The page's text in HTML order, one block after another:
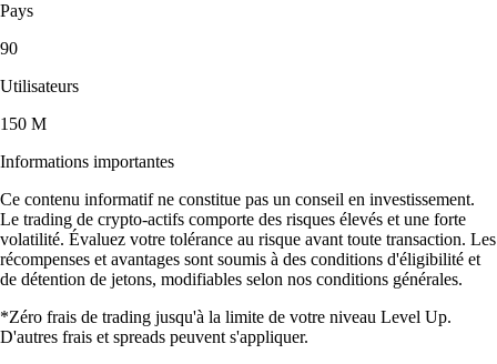
Pays
90
Utilisateurs
150 M
Informations importantes
Ce contenu informatif ne constitue pas un conseil en investissement.
Le trading de crypto-actifs comporte des risques élevés et une forte
volatilité. Évaluez votre tolérance au risque avant toute transaction. Les
récompenses et avantages sont soumis à des conditions d'éligibilité et
de détention de jetons, modifiables selon nos conditions générales.
*Zéro frais de trading jusqu'à la limite de votre niveau Level Up.
D'autres frais et spreads peuvent s'appliquer.